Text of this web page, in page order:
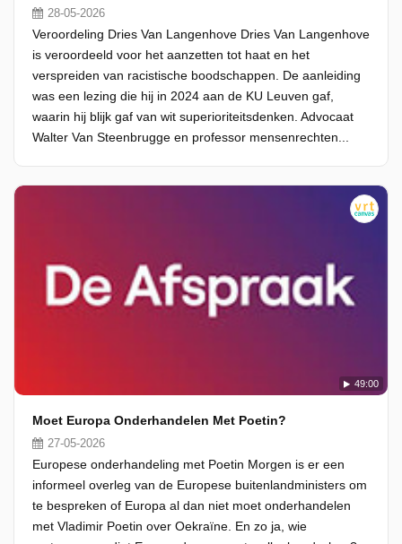
28-05-2026
Veroordeling Dries Van Langenhove Dries Van Langenhove
is veroordeeld voor het aanzetten tot haat en het
verspreiden van racistische boodschappen. De aanleiding
was een lezing die hij in 2024 aan de KU Leuven gaf,
waarin hij blijk gaf van wit superioriteitsdenken. Advocaat
Walter Van Steenbrugge en professor mensenrechten...
49:00
Moet Europa Onderhandelen Met Poetin?
27-05-2026
Europese onderhandeling met Poetin Morgen is er een
informeel overleg van de Europese buitenlandministers om
te bespreken of Europa al dan niet moet onderhandelen
met Vladimir Poetin over Oekraïne. En zo ja, wie